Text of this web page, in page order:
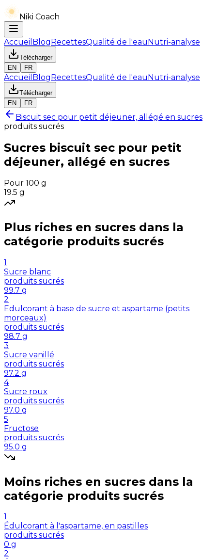
Niki Coach
Accueil BlogRecettesQualité de l'eauNutri-analyse
Télécharger
EN
FR
Accueil BlogRecettesQualité de l'eauNutri-analyse
Télécharger
EN
FR
Biscuit sec pour petit déjeuner, allégé en sucres
produits sucrés
Sucres biscuit sec pour petit
déjeuner, allégé en sucres
Pour 100 g
19.5 g
Plus riches en sucres dans la
catégorie produits sucrés
1
Sucre blanc
produits sucrés
99.7 g
2
Edulcorant à base de sucre et aspartame (petits
morceaux)
produits sucrés
98.7 g
3
Sucre vanillé
produits sucrés
97.2 g
4
Sucre roux
produits sucrés
97.0 g
5
Fructose
produits sucrés
95.0 g
Moins riches en sucres dans la
catégorie produits sucrés
1
Édulcorant à l'aspartame, en pastilles
produits sucrés
0 g
2